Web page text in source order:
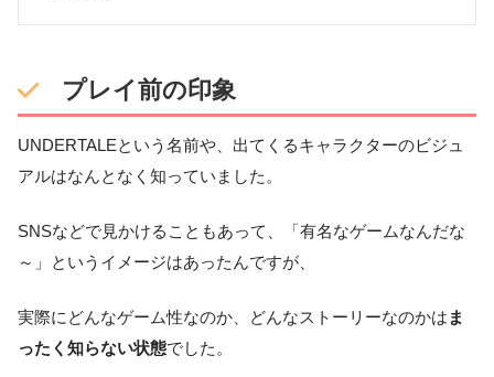
プレイ前の印象
UNDERTALEという名前や、出てくるキャラクターのビジュ
アルはなんとなく知っていました。
SNSなどで見かけることもあって、「有名なゲームなんだな
～」というイメージはあったんですが、
実際にどんなゲーム性なのか、どんなストーリーなのかは ま
ったく知らない状態でした。